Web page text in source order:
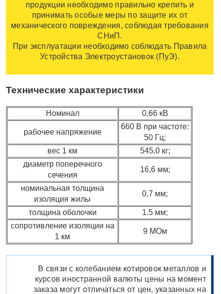
продукции необходимо правильно крепить и
принимать особые меры по защите их от
механического повреждения, соблюдая требования
СНиП.
При эксплуатации необходимо соблюдать Правила
Устройства Электроустановок (ПуЭ).
Технические характеристики
Номинал 0,66 кВ
рабочее напряжение
660 В при частоте:
50 Гц;
вес 1 км
545,0 кг;
диаметр поперечного
сечения
16,6 мм;
номинальная толщина
изоляция жилы
0,7 мм;
толщина оболочки
1.5 мм;
сопротивление изоляции на
1 км
9 МОм
В связи с колебанием котировок металлов и
курсов иностранной валюты цены на момент
заказа могут отличаться от цен, указанных на